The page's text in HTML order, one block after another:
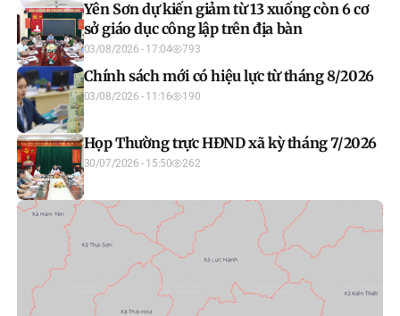
Yên Sơn dự kiến giảm từ 13 xuống còn 6 cơ
sở giáo dục công lập trên địa bàn
03/08/2026 - 17:04 793
Chính sách mới có hiệu lực từ tháng 8/2026
03/08/2026 - 11:16 190
Họp Thường trực HĐND xã kỳ tháng 7/2026
30/07/2026 - 15:50 262